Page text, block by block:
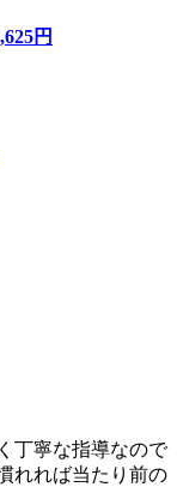
円
丁寧な指導なので
れれば当たり前の